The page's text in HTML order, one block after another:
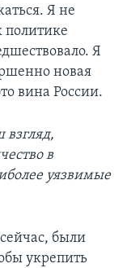
Я не
Я
новая
вина России.
взгляд,
в
уязвимые
были
укрепить